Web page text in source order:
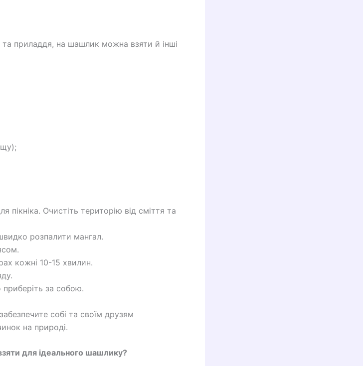
та приладдя, на шашлик можна взяти й інші
пікніка. Очистіть територію від сміття та
розпалити мангал.
кожні 10-15 хвилин.
приберіть за собою.
собі та своїм друзям
на природі.
для ідеального шашлику?